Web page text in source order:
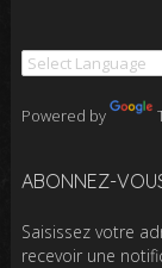
Powered by
ABONNEZ-
Saisissez votre
recevoir une